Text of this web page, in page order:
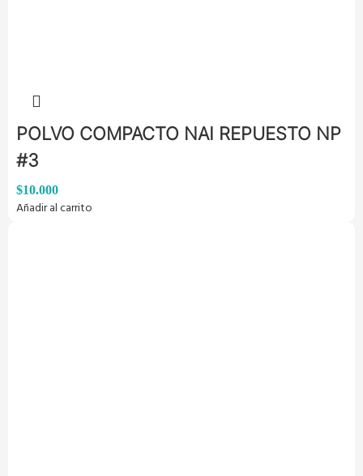
POLVO COMPACTO NAI REPUESTO NP
#3
$10.000
Añadir al carrito